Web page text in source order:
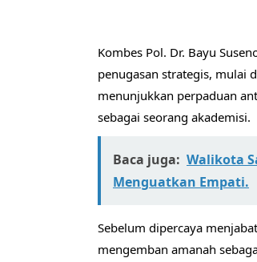
Kombes Pol. Dr. Bayu
penugasan strategis, mulai
menunjukkan perpaduan
sebagai seorang akademisi.
Baca juga: Walikota
Menguatkan Empati.
Sebelum dipercaya
mengemban amanah